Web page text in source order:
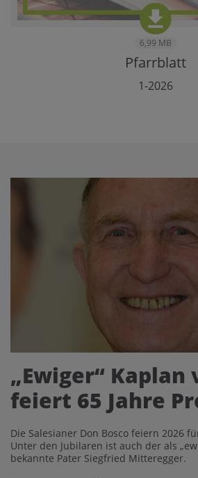
6,99 MB
Pfarrblatt
1-2026
„Ewiger“ Kaplan
feiert 65 Jahre
Die Salesianer Don Bosco feiern 2026
Unter den Jubilaren ist auch der als
bekannte Pater Siegfried Mitteregger.